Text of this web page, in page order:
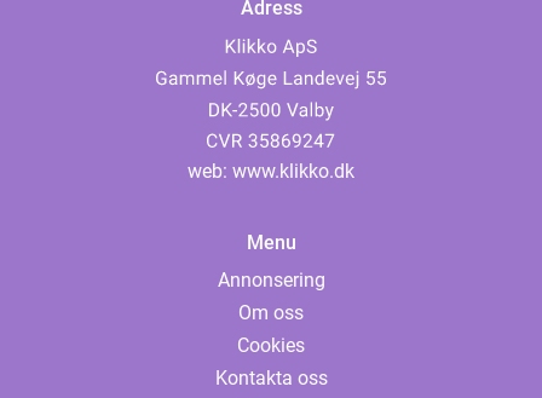
Adress
web: www.klikko.dk
Menu
Annonsering
Om oss
Cookies
Kontakta oss